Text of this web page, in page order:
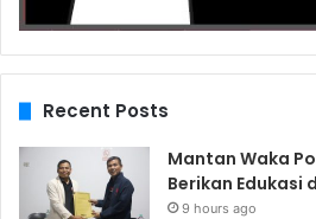
Recent Posts
Mantan Waka
Berikan Edukasi
9 hours ago